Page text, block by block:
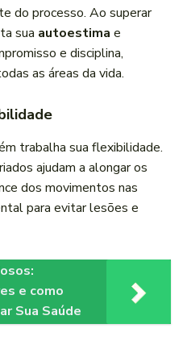
do processo. Ao superar
sua autoestima e
e disciplina,
as áreas da vida.
trabalha sua flexibilidade.
ajudam a alongar os
dos movimentos nas
para evitar lesões e
e como
Sua Saúde